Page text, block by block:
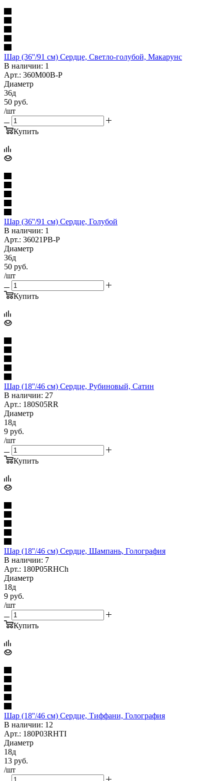
Шар (36''/91 см) Сердце, Светло-голубой, Макарунс
В наличии: 1
Арт.: 360M00B-P
Диаметр
36д
50 руб.
/шт
Купить
Шар (36''/91 см) Сердце, Голубой
В наличии: 1
Арт.: 36021PB-P
Диаметр
36д
50 руб.
/шт
Купить
Шар (18''/46 см) Сердце, Рубиновый, Сатин
В наличии: 27
Арт.: 180S05RR
Диаметр
18д
9 руб.
/шт
Купить
Шар (18''/46 см) Сердце, Шампань, Голография
В наличии: 7
Арт.: 180P05RHCh
Диаметр
18д
9 руб.
/шт
Купить
Шар (18''/46 см) Сердце, Тиффани, Голография
В наличии: 12
Арт.: 180P03RHTI
Диаметр
18д
13 руб.
/шт